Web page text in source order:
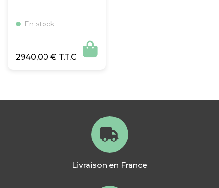
En stock
2940,00 € 
Livraison en France